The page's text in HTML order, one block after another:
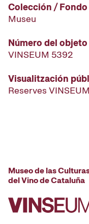
Colección / Fondo
Museu
Número del objeto
VINSEUM 5392
Visualitzación
Reserves VINSEUM
Museo de las
del Vino de Cataluña